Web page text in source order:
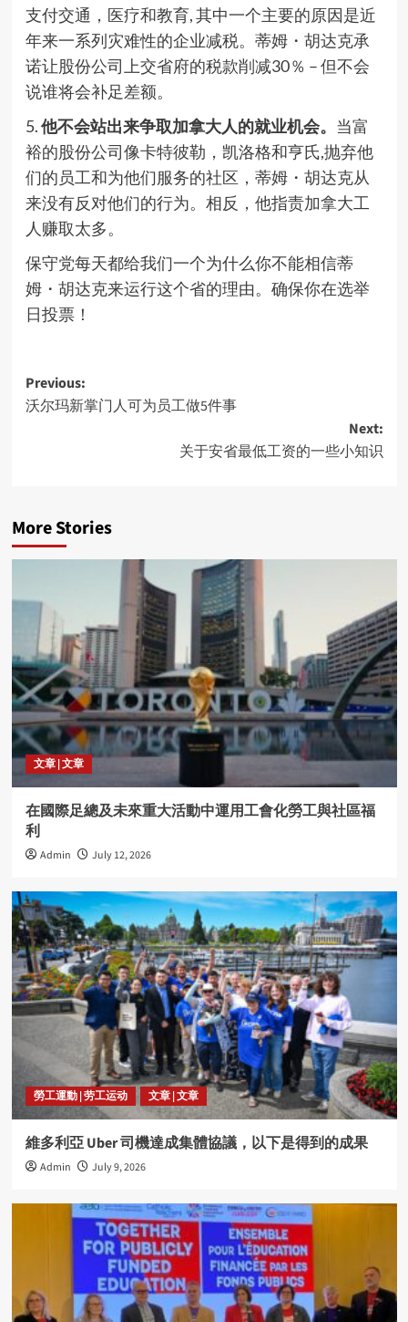
支付交通，医疗和教育, 其中一个主要的原因是近
年来一系列灾难性的企业减税。蒂姆・胡达克承
诺让股份公司上交省府的税款削减30％ – 但不会
说谁将会补足差额。
5.他不会站出来争取加拿大人的就业机会。 当富
裕的股份公司像卡特彼勒，凯洛格和亨氏,抛弃他
们的员工和为他们服务的社区，蒂姆・胡达克从
来没有反对他们的行为。相反，他指责加拿大工
人赚取太多。
保守党每天都给我们一个为什么你不能相信蒂
姆・胡达克来运行这个省的理由。确保你在选举
日投票！
Post
navigation
Previous:
沃尔玛新掌门人可为员工做5件事
Next:
关于安省最低工资的一些小知识
More Stories
文章 | 文章
在國際足總及未來重大活動中運用工會化勞工與社區福
利
Admin July 12, 2026
勞工運動 | 劳工运动 文章 | 文章
維多利亞 Uber 司機達成集體協議，以下是得到的成果
Admin July 9, 2026